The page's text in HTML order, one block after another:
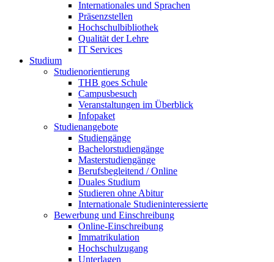
Internationales und Sprachen
Präsenzstellen
Hochschulbibliothek
Qualität der Lehre
IT Services
Studium
Studienorientierung
THB goes Schule
Campusbesuch
Veranstaltungen im Überblick
Infopaket
Studienangebote
Studiengänge
Bachelorstudiengänge
Masterstudiengänge
Berufsbegleitend / Online
Duales Studium
Studieren ohne Abitur
Internationale Studieninteressierte
Bewerbung und Einschreibung
Online-Einschreibung
Immatrikulation
Hochschulzugang
Unterlagen